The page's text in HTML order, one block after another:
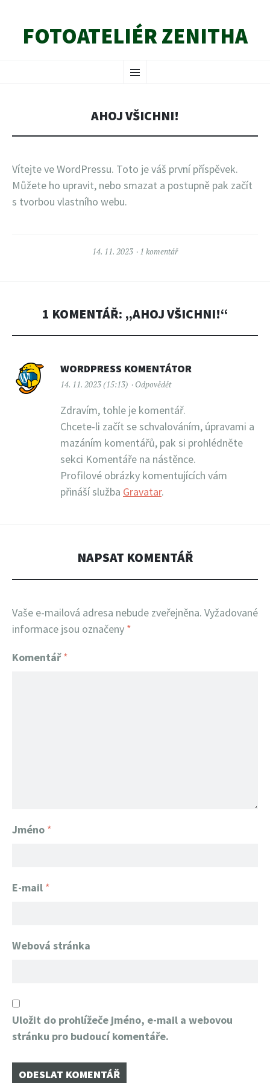
FOTOATELIÉR ZENITHA
Menu
K
AHOJ VŠICHNI!
Vítejte ve WordPressu. Toto je váš první příspěvek.
Můžete ho upravit, nebo smazat a postupně pak začít
s tvorbou vlastního webu.
14. 11. 2023 1 komentář
1 KOMENTÁŘ: „AHOJ VŠICHNI!“
WORDPRESS KOMENTÁTOR
14. 11. 2023 (15:13) Odpovědět
Zdravím, tohle je komentář.
Chcete-li začít se schvalováním, úpravami a
mazáním komentářů, pak si prohlédněte
sekci Komentáře na nástěnce.
Profilové obrázky komentujících vám
přináší služba Gravatar.
NAPSAT KOMENTÁŘ
Vaše e-mailová adresa nebude zveřejněna. Vyžadované
informace jsou označeny *
Komentář*
Jméno *
E-mail *
Webová stránka
Uložit do prohlížeče jméno, e-mail a webovou
stránku pro budoucí komentáře.